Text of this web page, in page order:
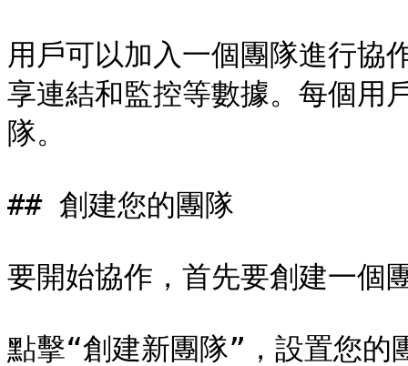
用戶可以加入一個團隊進行協
享連結和監控等數據。每個用
隊。
## 創建您的團隊
要開始協作，首先要創建一個
點擊“創建新團隊”，設置您的